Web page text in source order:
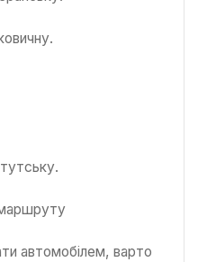
автомобілем, варто